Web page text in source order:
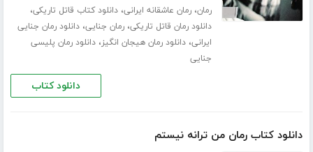
رمان،رمان عاشقانه ایرانی،دانلود کتاب قاتل تاریکی،
دانلود رمان قاتل تاریکی،رمان جنایی،دانلود رمان جنایی
ایرانی،دانلود رمان هیجان انگیز،دانلود رمان پلیسی
جنایی
دانلود کتاب
دانلود کتاب رمان من ترانه نیستم